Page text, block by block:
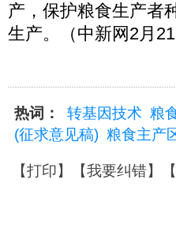
产，保护粮食生产者
生产。（中新网2月21
热词： 转基因技术 粮
(征求意见稿) 粮食主产
【打印】【我要纠错】【